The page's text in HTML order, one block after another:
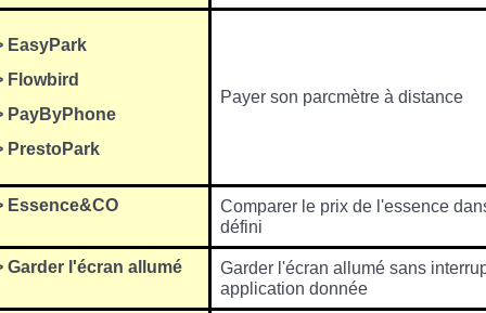
EasyPark
Flowbird
PayByPhone
PrestoPark
Payer son parcmètre à distance
Essence&CO
Comparer le prix de l'essence
défini
Garder l'écran allumé
Garder l'écran allumé sans
application donnée